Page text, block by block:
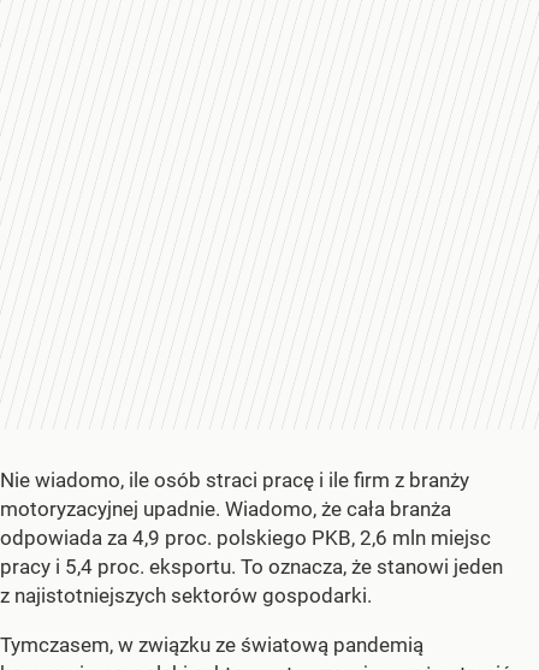
Nie wiadomo, ile osób straci pracę i ile firm z branży
motoryzacyjnej upadnie. Wiadomo, że cała branża
odpowiada za 4,9 proc. polskiego PKB, 2,6 mln miejsc
pracy i 5,4 proc. eksportu. To oznacza, że stanowi jeden
z najistotniejszych sektorów gospodarki.
Tymczasem, w związku ze światową pandemią